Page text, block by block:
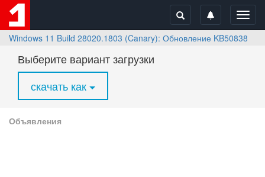
Windows 11 Build 28020.1803 (Canary): Обновление KB5083824
Выберите вариант загрузки
скачать как
Объявления